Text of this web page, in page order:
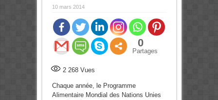
10 mars 2014
0
Partages
2 268Vues
Chaque année, le Programme
Alimentaire Mondial des Nations Unies